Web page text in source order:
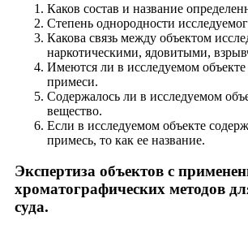
Каков состав и название
Степень однородности
Какова связь между объектом
наркотическими, ядовитыми,
Имеются ли в исследуемом
примеси.
Содержалось ли в исследуемом
вещество.
Если в исследуемом объекте
примесь, то как ее название.
Экспертиза объектов с
хроматографических методов
суда.